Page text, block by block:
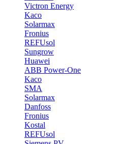
Victron Energy
Kaco
Solarmax
Fronius
REFUsol
Sungrow
Huawei
ABB Power-One
Kaco
SMA
Solarmax
Danfoss
Fronius
Kostal
REFUsol